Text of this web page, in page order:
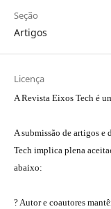
Seção
Artigos
Licença
A Revista Eixos Tech é
A submissão de artigos
Tech implica plena
abaixo:
? Autor e coautores